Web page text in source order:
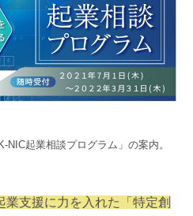
起業相談プログラム」の案内。
業支援に力を入れた「特定創